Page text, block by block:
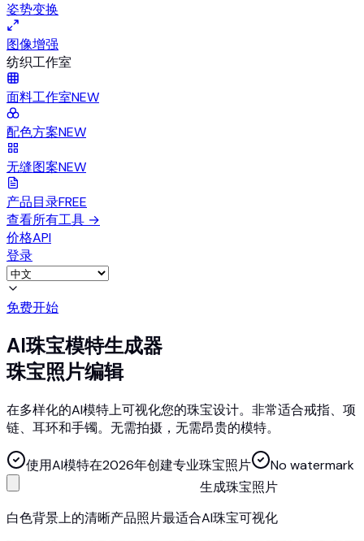
姿势变换
图像增强
纺织工作室
面料工作室NEW
配色方案NEW
无缝图案NEW
产品目录FREE
查看所有工具 →
价格API
登录
免费开始
AI珠宝模特生成器
珠宝照片编辑
在多样化的AI模特上可视化您的珠宝设计。非常适合戒指、项
链、耳环和手镯。无需拍摄，无需昂贵的模特。
使用AI模特在2026年创建专业珠宝照片
No watermark
生成珠宝照片
白色背景上的清晰产品照片最适合AI珠宝可视化